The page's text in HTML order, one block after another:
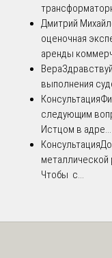
Дмитрий
оценочная
аренды
Вера
выполнения
Консультация
следующим
Истцом в адре...
Консультация
металлической
Чтобы с...